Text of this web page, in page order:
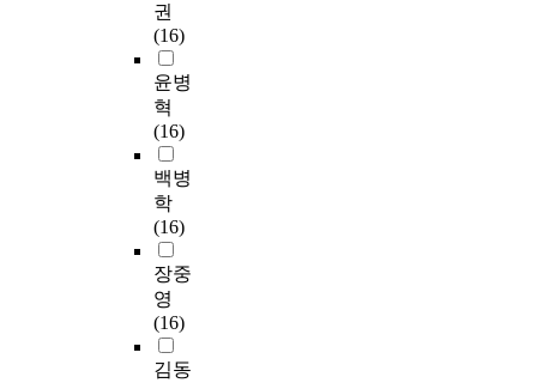
권
(16)
윤병
혁
(16)
백병
학
(16)
장중
영
(16)
김동